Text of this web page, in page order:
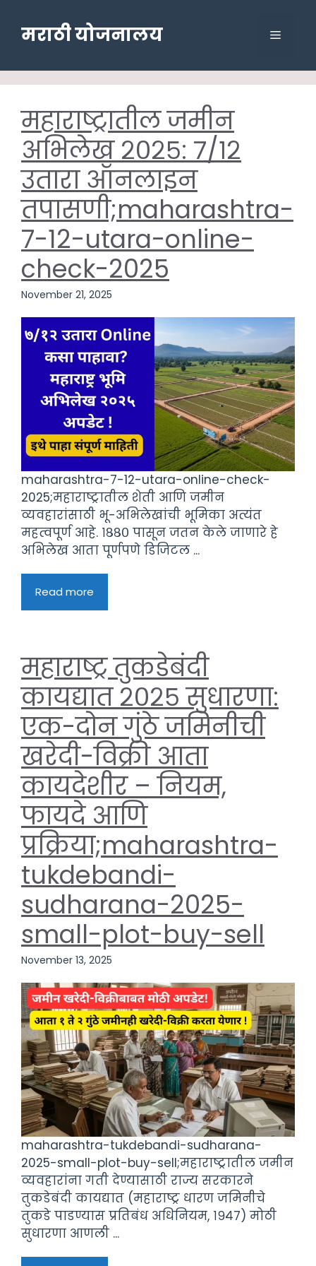
contentमराठी योजनालय Menu
महाराष्ट्रातील जमीन
अभिलेख २०२५: ७/१२
उतारा ऑनलाइन
तपासणी;maharashtra-
7-12-utara-online-
check-2025
November 21, 2025
maharashtra-7-12-utara-online-check-
2025;महाराष्ट्रातील शेती आणि जमीन
व्यवहारांसाठी भू-अभिलेखांची भूमिका अत्यंत
महत्वपूर्ण आहे. १८८० पासून जतन केले जाणारे हे
अभिलेख आता पूर्णपणे डिजिटल ...
Read more
महाराष्ट्र तुकडेबंदी
कायद्यात २०२५ सुधारणा:
एक-दोन गुंठे जमिनीची
खरेदी-विक्री आता
कायदेशीर – नियम,
फायदे आणि
प्रक्रिया;maharashtra-
tukdebandi-
sudharana-2025-
small-plot-buy-sell
November 13, 2025
maharashtra-tukdebandi-sudharana-
2025-small-plot-buy-sell;महाराष्ट्रातील जमीन
व्यवहारांना गती देण्यासाठी राज्य सरकारने
तुकडेबंदी कायद्यात (महाराष्ट्र धारण जमिनीचे
तुकडे पाडण्यास प्रतिबंध अधिनियम, १९४७) मोठी
सुधारणा आणली ...